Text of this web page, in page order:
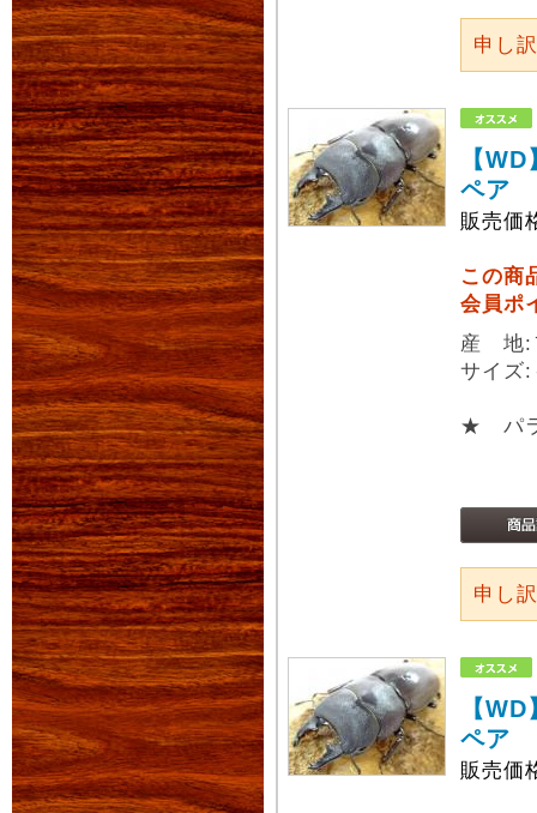
申し
【
ペア
販売価
この商
会員ポ
産 地:
サイズ
★ パ
申し
【
ペア
販売価